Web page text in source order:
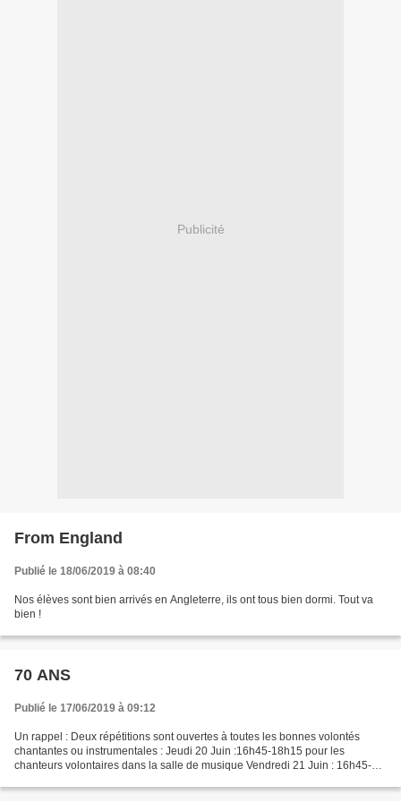
Publicité
From England
Publié le 18/06/2019 à 08:40
Nos élèves sont bien arrivés en Angleterre, ils ont tous bien dormi. Tout va
bien !
70 ANS
Publié le 17/06/2019 à 09:12
Un rappel : Deux répétitions sont ouvertes à toutes les bonnes volontés
chantantes ou instrumentales : Jeudi 20 Juin :16h45-18h15 pour les
chanteurs volontaires dans la salle de musique Vendredi 21 Juin : 16h45-